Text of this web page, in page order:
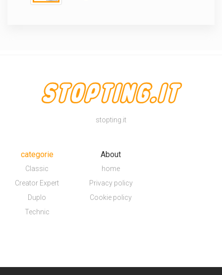
stopting.it
categorie
Classic
Creator Expert
Duplo
Technic
About
home
Privacy policy
Cookie policy